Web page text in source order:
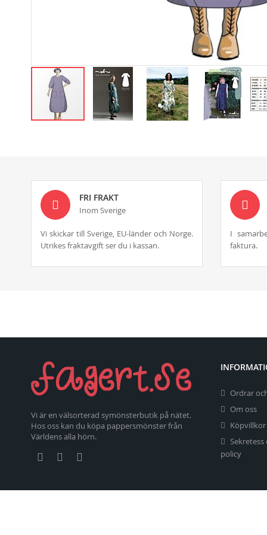
the
images
gallery
FRI FRAKT
Inom Sverige
Vi skickar till Sverige, EU-länder och Norge.
Utrikes fraktavgift ser du i kassan.
I
faktura.
Vi är en välsorterad symönsterbutik på nätet.
Hos oss kan du köpa pappersmönster från
Världens alla hörn.
Ordrar
Om oss
Köpvillkor
Sekretess
policy